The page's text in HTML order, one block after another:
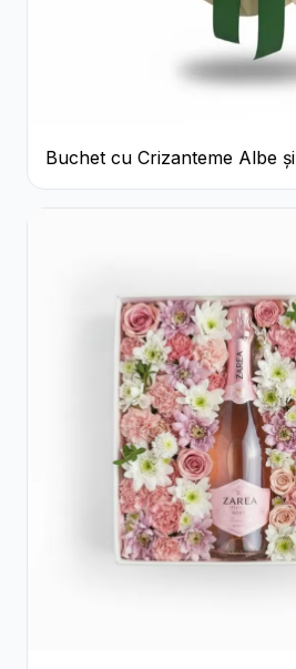
Buchet cu Crizanteme Albe și
Galbene